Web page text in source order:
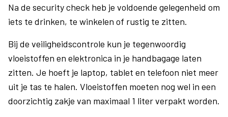
Na de security check heb je voldoende gelegenheid om
iets te drinken, te winkelen of rustig te zitten.
Bij de veiligheidscontrole kun je tegenwoordig
vloeistoffen en elektronica in je handbagage laten
zitten. Je hoeft je laptop, tablet en telefoon niet meer
uit je tas te halen. Vloeistoffen moeten nog wel in een
doorzichtig zakje van maximaal 1 liter verpakt worden.